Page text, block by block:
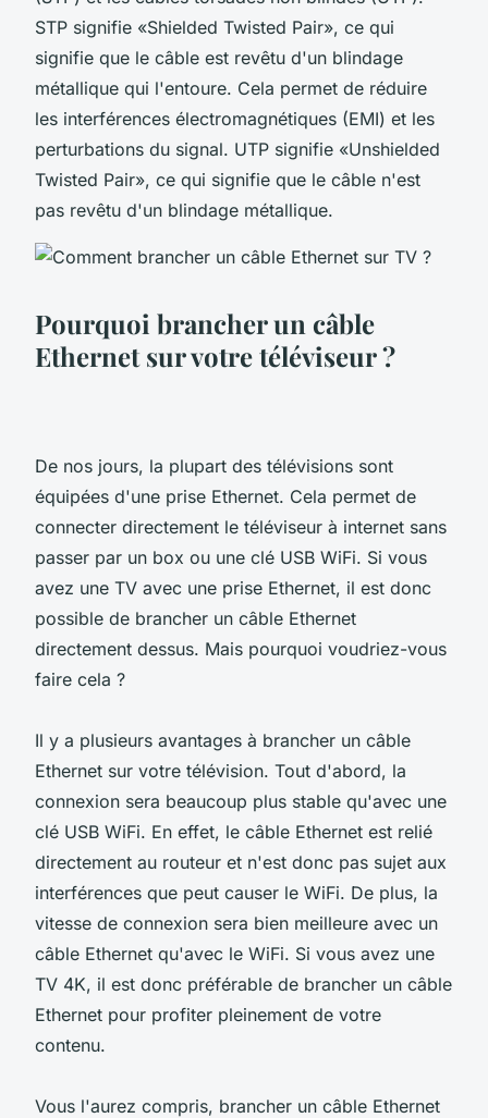
STP signifie «Shielded Twisted Pair», ce qui
signifie que le câble est revêtu d'un blindage
métallique qui l'entoure. Cela permet de réduire
les interférences électromagnétiques (EMI) et les
perturbations du signal. UTP signifie «Unshielded
Twisted Pair», ce qui signifie que le câble n'est
pas revêtu d'un blindage métallique.
Pourquoi brancher un câble
Ethernet sur votre téléviseur ?
De nos jours, la plupart des télévisions sont
équipées d'une prise Ethernet. Cela permet de
connecter directement le téléviseur à internet sans
passer par un box ou une clé USB WiFi. Si vous
avez une TV avec une prise Ethernet, il est donc
possible de brancher un câble Ethernet
directement dessus. Mais pourquoi voudriez-vous
faire cela ?
Il y a plusieurs avantages à brancher un câble
Ethernet sur votre télévision. Tout d'abord, la
connexion sera beaucoup plus stable qu'avec une
clé USB WiFi. En effet, le câble Ethernet est relié
directement au routeur et n'est donc pas sujet aux
interférences que peut causer le WiFi. De plus, la
vitesse de connexion sera bien meilleure avec un
câble Ethernet qu'avec le WiFi. Si vous avez une
TV 4K, il est donc préférable de brancher un câble
Ethernet pour profiter pleinement de votre
contenu.
Vous l'aurez compris, brancher un câble Ethernet